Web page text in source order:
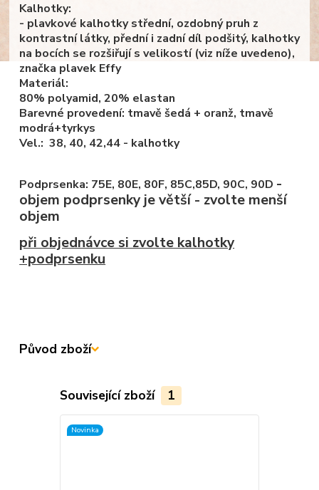
Kalhotky:
- plavkové kalhotky střední, ozdobný pruh z
kontrastní látky, přední i zadní díl podšitý, kalhotky
na bocích se rozšiřují s velikostí (viz níže uvedeno),
značka plavek Effy
Materiál:
80% polyamid, 20% elastan
Barevné provedení: tmavě šedá + oranž, tmavě
modrá+tyrkys
Vel.: 38, 40, 42,44 - kalhotky
Podprsenka: 75E, 80E, 80F, 85C,85D, 90C, 90D -
objem podprsenky je větší - zvolte menší
objem
při objednávce si zvolte kalhotky
+podprsenku
Původ zboží
Související zboží 1
Novinka